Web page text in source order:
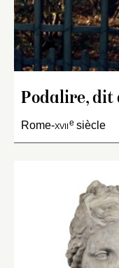
Podalire, dit
Rome-xviie siècle